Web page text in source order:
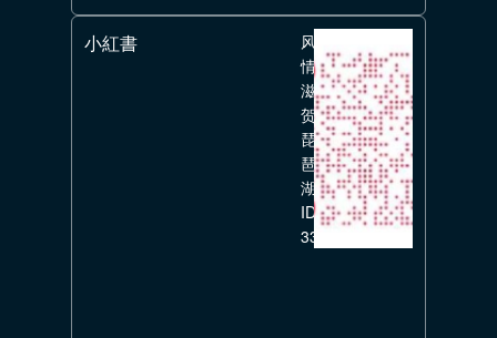
小紅書
风
情
滋
贺
琵
琶
湖
ID:
336351626